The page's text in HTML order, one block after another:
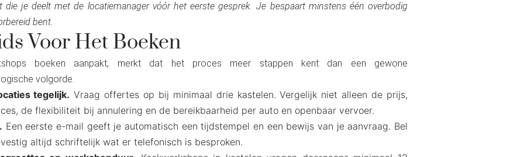
die je deelt met de locatiemanager vóór het eerste gesprek. Je bespaart minstens één overbodig
bent.
Voor Het Boeken
boeken aanpakt, merkt dat het proces meer stappen kent dan een gewone
volgorde.
tegelijk. Vraag offertes op bij minimaal drie kastelen. Vergelijk niet alleen de prijs,
de flexibiliteit bij annulering en de bereikbaarheid per auto en openbaar vervoer.
Een eerste e-mail geeft je automatisch een tijdstempel en een bewijs van je aanvraag. Bel
altijd schriftelijk wat er telefonisch is besproken.